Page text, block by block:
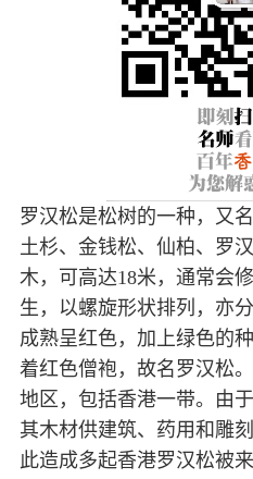
罗汉松是松树的一种，又
土杉、金钱松、仙柏、罗
木，可高达18米，通常会
生，以螺旋形状排列，亦
成熟呈红色，加上绿色的
着红色僧袍，故名罗汉松
地区，包括香港一带。由
其木材供建筑、药用和雕
此造成多起香港罗汉松被